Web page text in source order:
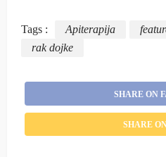
Tags : Apiterapija
rak dojke
SHARE ON
SHARE